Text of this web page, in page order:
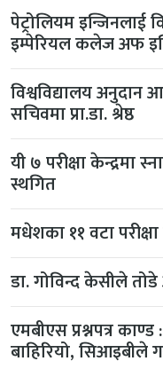
पेट्रोलियम इन्जिनलाई
इम्पेरियल कलेज अफ
विश्वविद्यालय अनुदान
सचिवमा प्रा.डा. श्रेष्ठ
यी ७ परीक्षा केन्द्रमा
स्थगित
मधेशका ११ वटा
डा. गोविन्द केसीले
एमबीएस प्रश्नपत्र
बाहिरियो, सिआइबीले